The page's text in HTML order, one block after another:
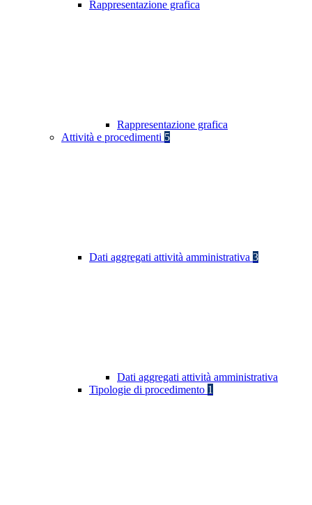
Rappresentazione grafica
Rappresentazione grafica
Attività e procedimenti 5
Dati aggregati attività amministrativa 3
Dati aggregati attività amministrativa
Tipologie di procedimento 1